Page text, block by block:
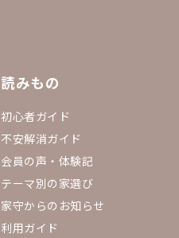
読みもの
初心者ガイド
不安解消ガイド
会員の声・体験記
テーマ別の家選び
家守からのお知らせ
利用ガイド